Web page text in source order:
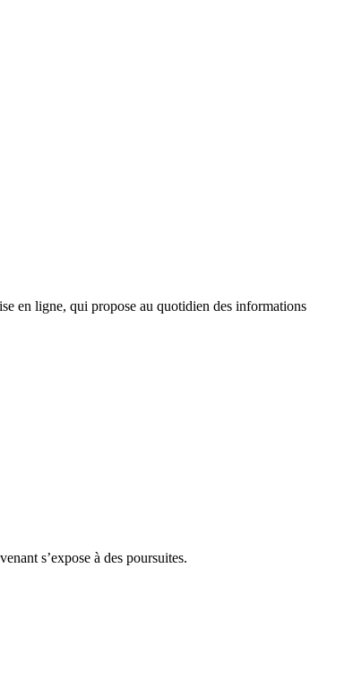
en ligne, qui propose au quotidien des informations
s’expose à des poursuites.